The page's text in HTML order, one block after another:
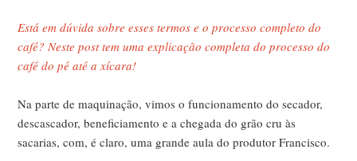
Está em dúvida sobre esses termos e o processo completo do
café? Neste post tem uma explicação completa do processo do
café do pé até a xícara!
Na parte de maquinação, vimos o funcionamento do secador,
descascador, beneficiamento e a chegada do grão cru às
sacarias, com, é claro, uma grande aula do produtor Francisco.